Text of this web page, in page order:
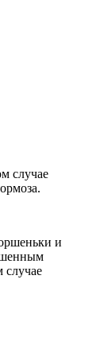
случае
и
случае